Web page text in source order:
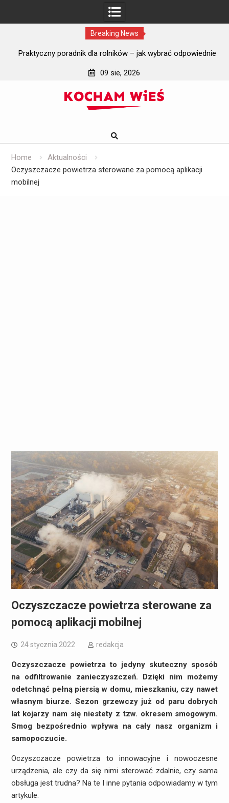
Breaking News
Praktyczny poradnik dla rolników – jak wybrać odpowiednie
09 sie, 2026
Home
Aktualności
Oczyszczacze powietrza sterowane za pomocą aplikacji
mobilnej
Oczyszczacze powietrza sterowane za
pomocą aplikacji mobilnej
24 stycznia 2022 redakcja
Oczyszczacze powietrza to jedyny skuteczny sposób
na odfiltrowanie zanieczyszczeń. Dzięki nim możemy
odetchnąć pełną piersią w domu, mieszkaniu, czy nawet
własnym biurze. Sezon grzewczy już od paru dobrych
lat kojarzy nam się niestety z tzw. okresem smogowym.
Smog bezpośrednio wpływa na cały nasz organizm i
samopoczucie.
Oczyszczacze powietrza to innowacyjne i nowoczesne
urządzenia, ale czy da się nimi sterować zdalnie, czy sama
obsługa jest trudna? Na te I inne pytania odpowiadamy w tym
artykule.